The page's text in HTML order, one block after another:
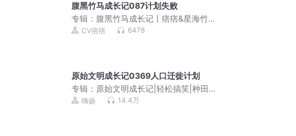
腹黑竹马成长记087计划失败
专辑： 腹黑竹马成长记丨痞痞&星海竹丨
甜宠 | 纯爱
CV痞痞 6478
原始文明成长记0369人口迁徙计划
专辑： 原始文明成长记|轻松搞笑|种田争
霸有声剧
嗨扬 14.4万